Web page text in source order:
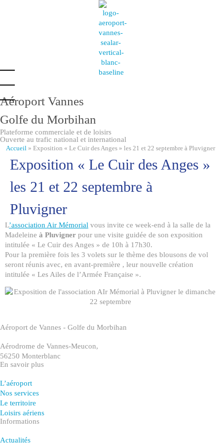
Aéroport Vannes
Golfe du Morbihan
Plateforme commerciale et de loisirs
Ouverte au trafic national et international
Accueil » Exposition « Le Cuir des Anges » les 21 et 22 septembre à Pluvigner
Exposition « Le Cuir des Anges »
les 21 et 22 septembre à
Pluvigner
L’association Air Mémorial vous invite ce week-end à la salle de la
Madeleine à Pluvigner pour une visite guidée de son exposition
intitulée « Le Cuir des Anges » de 10h à 17h30.
Pour la première fois les 3 volets sur le thème des blousons de vol
seront réunis avec, en avant-première , leur nouvelle création
intitulée « Les Ailes de l’Armée Française ».
Aéroport de Vannes - Golfe du Morbihan
Aérodrome de Vannes-Meucon,
56250 Monterblanc
En savoir plus
L’aéroport
Nos services
Le territoire
Loisirs aériens
Informations
Actualités